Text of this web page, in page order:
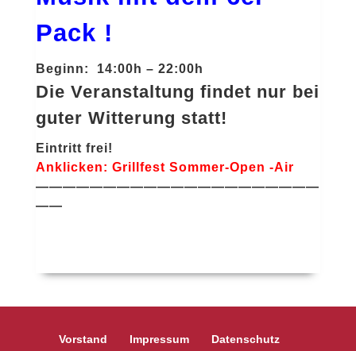
Pack !
Beginn: 14:00h – 22:00h
Die Veranstaltung findet nur bei
guter Witterung statt!
Eintritt frei!
Anklicken: Grillfest Sommer-Open -Air
—————————————————————
——
Vorstand Impressum Datenschutz